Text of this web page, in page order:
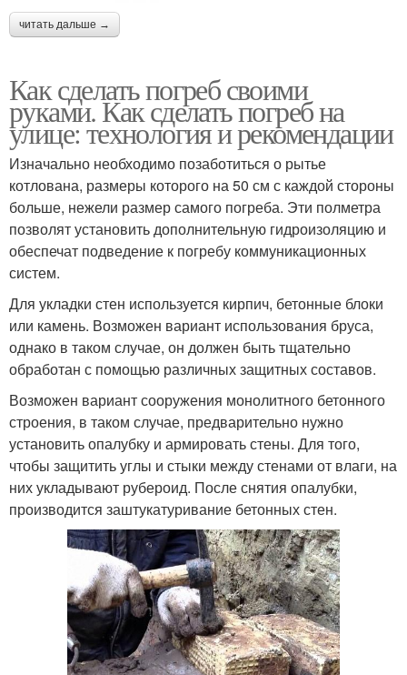
читать дальше →
Как сделать погреб своими
руками. Как сделать погреб на
улице: технология и рекомендации
Изначально необходимо позаботиться о рытье
котлована, размеры которого на 50 см с каждой стороны
больше, нежели размер самого погреба. Эти полметра
позволят установить дополнительную гидроизоляцию и
обеспечат подведение к погребу коммуникационных
систем.
Для укладки стен используется кирпич, бетонные блоки
или камень. Возможен вариант использования бруса,
однако в таком случае, он должен быть тщательно
обработан с помощью различных защитных составов.
Возможен вариант сооружения монолитного бетонного
строения, в таком случае, предварительно нужно
установить опалубку и армировать стены. Для того,
чтобы защитить углы и стыки между стенами от влаги, на
них укладывают рубероид. После снятия опалубки,
производится заштукатуривание бетонных стен.